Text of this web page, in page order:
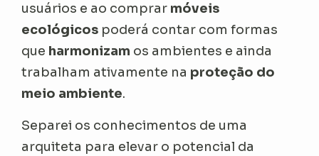
usuários e ao comprar móveis
ecológicos poderá contar com formas
que harmonizam os ambientes e ainda
trabalham ativamente na proteção do
meio ambiente.
Separei os conhecimentos de uma
arquiteta para elevar o potencial da